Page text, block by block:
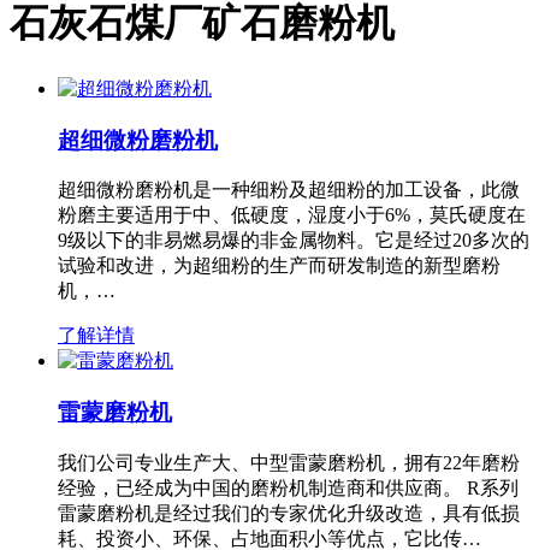
石灰石煤厂矿石磨粉机
超细微粉磨粉机
超细微粉磨粉机是一种细粉及超细粉的加工设备，此微
粉磨主要适用于中、低硬度，湿度小于6%，莫氏硬度在
9级以下的非易燃易爆的非金属物料。它是经过20多次的
试验和改进，为超细粉的生产而研发制造的新型磨粉
机，…
了解详情
雷蒙磨粉机
我们公司专业生产大、中型雷蒙磨粉机，拥有22年磨粉
经验，已经成为中国的磨粉机制造商和供应商。 R系列
雷蒙磨粉机是经过我们的专家优化升级改造，具有低损
耗、投资小、环保、占地面积小等优点，它比传…